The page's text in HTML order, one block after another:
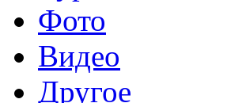
Фото
Видео
Другое